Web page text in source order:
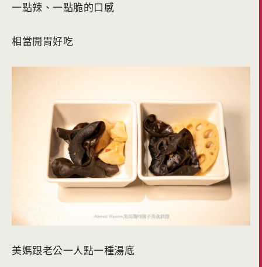
一點辣、一點脆的口感
相當開胃好吃
美媽跟老公一人點一種湯底